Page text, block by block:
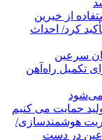
از خیرین
کرد/ احداث
سرعین
میلیارد ریال برای تکمیل راه‌آهن
می‌شود
حمایت می کنیم
هوشمندسازی/
در دست